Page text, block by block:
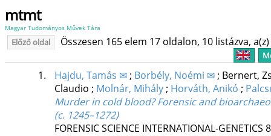
mtmt
Magyar Tudományos Művek Tára
Előző oldal Összesen 165 elem 17 oldalon, 10 listázva,
1. Hajdu, Tamás ✉; Borbély, Noémi ✉; Bernert,
Claudio ; Molnár, Mihály; Horváth, Anikó ;
Murder in cold blood? Forensic and
(c. 1245–1272)
FORENSIC SCIENCE INTERNATIONAL-GENETICS